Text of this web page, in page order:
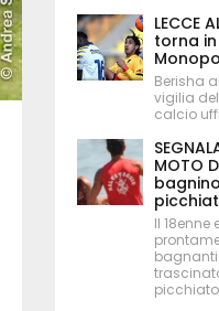
LECCE
torna
Berisha
vigilia
calcio
MOTO
Il 18enne
bagnanti
picchiato